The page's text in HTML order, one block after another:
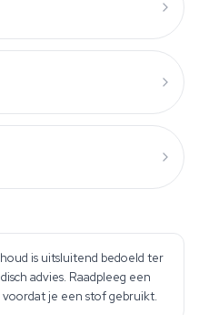
is uitsluitend bedoeld ter
advies. Raadpleeg een
je een stof gebruikt.